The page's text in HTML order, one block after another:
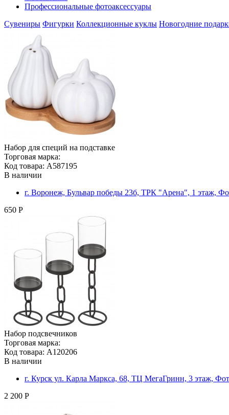
Профессиональные фотоаксессуары
Сувениры Фигурки Коллекционные куклы Новогодние
Набор для специй на подставке
Торговая марка:
Код товара: A587195
В наличии
г. Воронеж, Бульвар победы 23б, ТРК "Арена", 1 этаж,
650 Р
Набор подсвечников
Торговая марка:
Код товара: A120206
В наличии
г. Курск ул. Карла Маркса, 68, ТЦ МегаГринн, 3 этаж,
2 200 Р